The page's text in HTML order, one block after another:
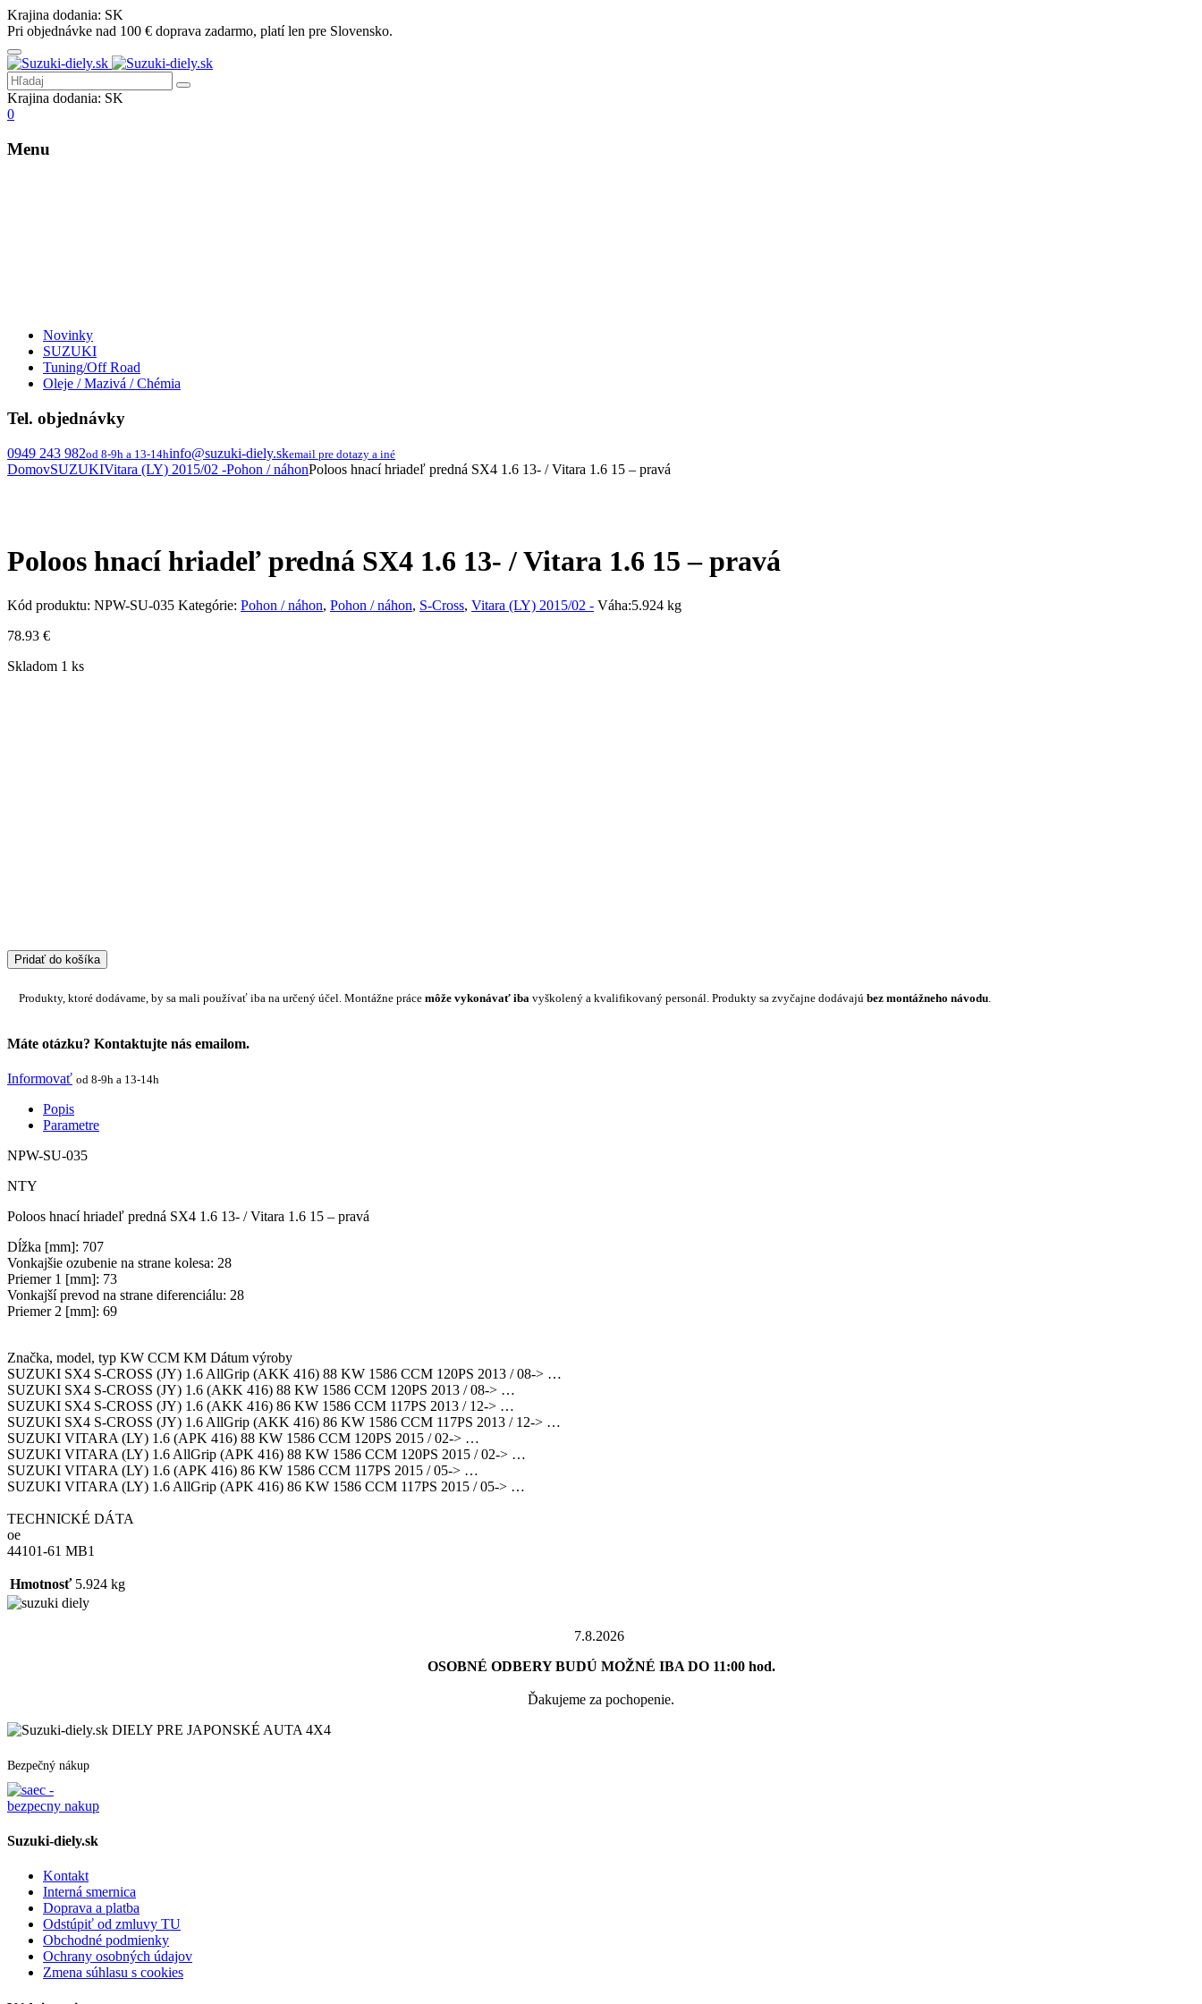
Krajina dodania: SK
Pri objednávke nad 100 € doprava zadarmo, platí len pre Slovensko.
Krajina dodania: SK
0
Menu
Novinky
SUZUKI
Tuning/Off Road
Oleje / Mazivá / Chémia
Tel. objednávky
0949 243 982od 8-9h a 13-14hinfo@suzuki-diely.skemail pre dotazy a iné
DomovSUZUKIVitara (LY) 2015/02 -Pohon / náhonPoloos hnací hriadeľ predná SX4 1.6 13- / Vitara 1.6 15 – pravá
Poloos hnací hriadeľ predná SX4 1.6 13- / Vitara 1.6 15 – pravá
Kód produktu: NPW-SU-035 Kategórie: Pohon / náhon, Pohon / náhon, S-Cross, Vitara (LY) 2015/02 - Váha:5.924 kg
78.93 €
Skladom 1 ks
Pridať do košíka
Produkty, ktoré dodávame, by sa mali používať iba na určený účel. Montážne práce môže vykonávať iba vyškolený a kvalifikovaný personál. Produkty sa zvyčajne dodávajú bez montážneho návodu
Máte otázku? Kontaktujte nás emailom.
Informovať od 8-9h a 13-14h
Popis
Parametre
NPW-SU-035
NTY
Poloos hnací hriadeľ predná SX4 1.6 13- / Vitara 1.6 15 – pravá
Dĺžka [mm]: 707
Vonkajšie ozubenie na strane kolesa: 28
Priemer 1 [mm]: 73
Vonkajší prevod na strane diferenciálu: 28
Priemer 2 [mm]: 69
Značka, model, typ KW CCM KM Dátum výroby
SUZUKI SX4 S-CROSS (JY) 1.6 AllGrip (AKK 416) 88 KW 1586 CCM 120PS 2013 / 08-> …
SUZUKI SX4 S-CROSS (JY) 1.6 (AKK 416) 88 KW 1586 CCM 120PS 2013 / 08-> …
SUZUKI SX4 S-CROSS (JY) 1.6 (AKK 416) 86 KW 1586 CCM 117PS 2013 / 12-> …
SUZUKI SX4 S-CROSS (JY) 1.6 AllGrip (AKK 416) 86 KW 1586 CCM 117PS 2013 / 12-> …
SUZUKI VITARA (LY) 1.6 (APK 416) 88 KW 1586 CCM 120PS 2015 / 02-> …
SUZUKI VITARA (LY) 1.6 AllGrip (APK 416) 88 KW 1586 CCM 120PS 2015 / 02-> …
SUZUKI VITARA (LY) 1.6 (APK 416) 86 KW 1586 CCM 117PS 2015 / 05-> …
SUZUKI VITARA (LY) 1.6 AllGrip (APK 416) 86 KW 1586 CCM 117PS 2015 / 05-> …
TECHNICKÉ DÁTA
oe
44101-61 MB1
Hmotnosť 5.924 kg
7.8.2026
OSOBNÉ ODBERY BUDÚ MOŽNÉ IBA DO 11:00 hod.
Ďakujeme za pochopenie.
DIELY PRE JAPONSKÉ AUTA 4X4
Bezpečný nákup
Suzuki-diely.sk
Kontakt
Interná smernica
Doprava a platba
Odstúpiť od zmluvy TU
Obchodné podmienky
Ochrany osobných údajov
Zmena súhlasu s cookies